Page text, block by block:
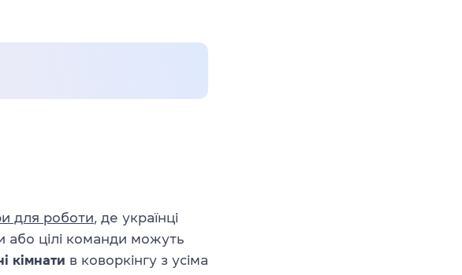
для роботи, де українці
цілі команди можуть
кімнати в коворкінгу з усіма